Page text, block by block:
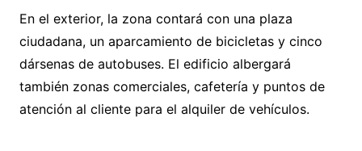
En el exterior, la zona contará con una plaza
ciudadana, un aparcamiento de bicicletas y cinco
dársenas de autobuses. El edificio albergará
también zonas comerciales, cafetería y puntos de
atención al cliente para el alquiler de vehículos.